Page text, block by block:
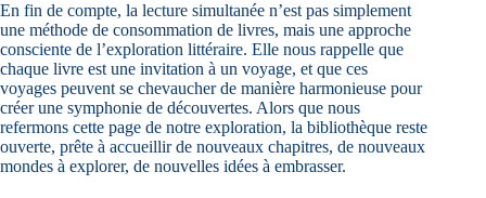
En fin de compte, la lecture simultanée n’est pas simplement
une méthode de consommation de livres, mais une approche
consciente de l’exploration littéraire. Elle nous rappelle que
chaque livre est une invitation à un voyage, et que ces
voyages peuvent se chevaucher de manière harmonieuse pour
créer une symphonie de découvertes. Alors que nous
refermons cette page de notre exploration, la bibliothèque reste
ouverte, prête à accueillir de nouveaux chapitres, de nouveaux
mondes à explorer, de nouvelles idées à embrasser.